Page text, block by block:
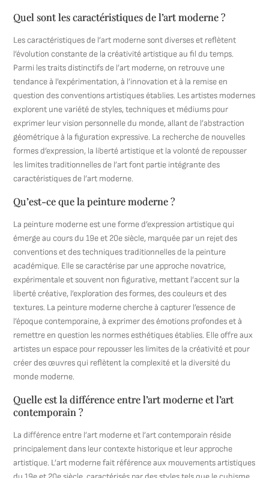
Quel sont les caractéristiques de l’art moderne ?
Les caractéristiques de l’art moderne sont diverses et reflètent
l’évolution constante de la créativité artistique au fil du temps.
Parmi les traits distinctifs de l’art moderne, on retrouve une
tendance à l’expérimentation, à l’innovation et à la remise en
question des conventions artistiques établies. Les artistes modernes
explorent une variété de styles, techniques et médiums pour
exprimer leur vision personnelle du monde, allant de l’abstraction
géométrique à la figuration expressive. La recherche de nouvelles
formes d’expression, la liberté artistique et la volonté de repousser
les limites traditionnelles de l’art font partie intégrante des
caractéristiques de l’art moderne.
Qu’est-ce que la peinture moderne ?
La peinture moderne est une forme d’expression artistique qui
émerge au cours du 19e et 20e siècle, marquée par un rejet des
conventions et des techniques traditionnelles de la peinture
académique. Elle se caractérise par une approche novatrice,
expérimentale et souvent non figurative, mettant l’accent sur la
liberté créative, l’exploration des formes, des couleurs et des
textures. La peinture moderne cherche à capturer l’essence de
l’époque contemporaine, à exprimer des émotions profondes et à
remettre en question les normes esthétiques établies. Elle offre aux
artistes un espace pour repousser les limites de la créativité et pour
créer des œuvres qui reflètent la complexité et la diversité du
monde moderne.
Quelle est la différence entre l’art moderne et l’art
contemporain ?
La différence entre l’art moderne et l’art contemporain réside
principalement dans leur contexte historique et leur approche
artistique. L’art moderne fait référence aux mouvements artistiques